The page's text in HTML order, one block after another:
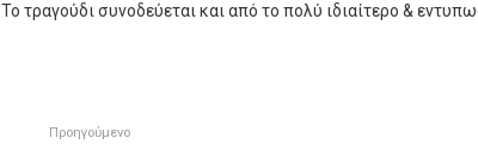
Το τραγούδι συνοδεύεται και από το πολύ ιδιαίτερο &
Προηγούμενο